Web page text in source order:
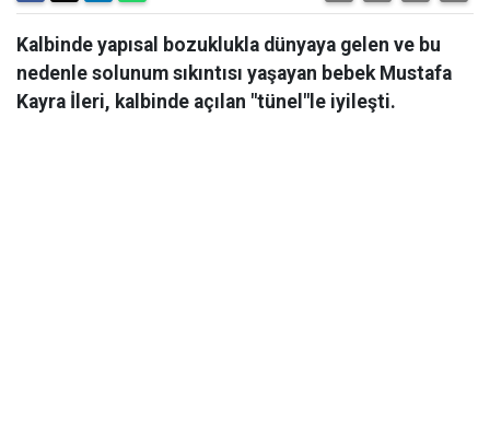
Kalbinde yapısal bozuklukla dünyaya gelen ve bu
nedenle solunum sıkıntısı yaşayan bebek Mustafa
Kayra İleri, kalbinde açılan "tünel"le iyileşti.